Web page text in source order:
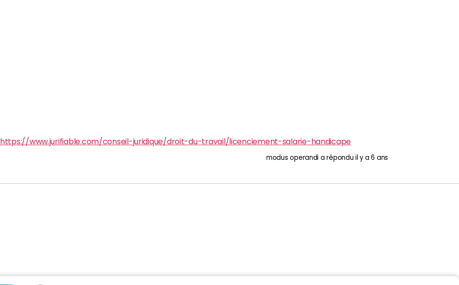
https://www.jurifiable.com/conseil-juridique/droit-du-travail/licenciement-salarie-handicape
modus operandi a réponduil y a 6 ans